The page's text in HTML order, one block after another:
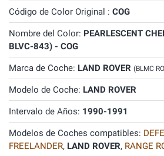
Código de Color Original : COG
Nombre del Color: PEARLESCENT
BLVC-843) - COG
Marca de Coche: LAND ROVER (BLMC
Modelo de Coche: LAND ROVER
Intervalo de Años: 1990-1991
Modelos de Coches compatibles:
FREELANDER, LAND ROVER, RANGE